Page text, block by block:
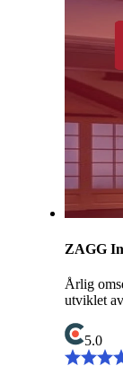
ZAGG
Årlig
utviklet
5.0